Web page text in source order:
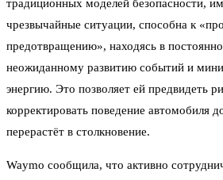
традиционных моделей безопасности,
чрезвычайные ситуации, способна к
предотвращению», находясь в
неожиданному развитию событий и
энергию. Это позволяет ей предвидеть
корректировать поведение автомобиля
перерастёт в столкновение.
Waymo сообщила, что активно